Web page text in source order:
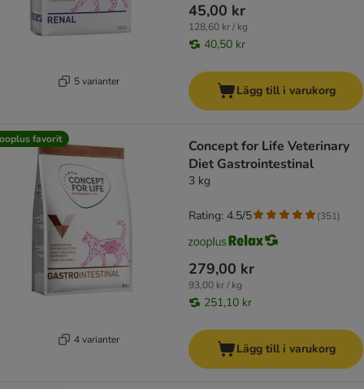
5 varianter
45,00 kr
128,60 kr / kg
40,50 kr
Lägg till i varukorg
favorit
4 varianter
Concept for Life Veterinary
Diet Gastrointestinal
3 kg
279,00 kr
93,00 kr / kg
251,10 kr
Rating: 4.5/5 (351)
Lägg till i varukorg